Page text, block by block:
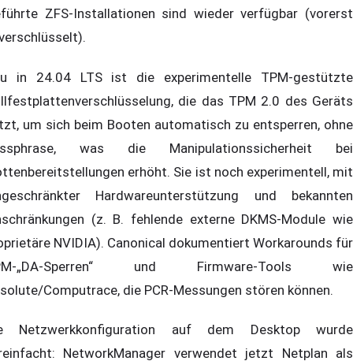
ZFS-Installationen sind wieder verfügbar (vorerst
in 24.04 LTS ist die experimentelle TPM-gestützte
die das TPM 2.0 des Geräts
um sich beim Booten automatisch zu entsperren, ohne
was die Manipulationssicherheit bei
erhöht. Sie ist noch experimentell, mit
Hardwareunterstützung und bekannten
(z. B. fehlende externe DKMS-Module wie
NVIDIA). Canonical dokumentiert Workarounds für
„DA-Sperren“ und Firmware-Tools wie
Computrace, die PCR-Messungen stören können.
Netzwerkkonfiguration auf dem Desktop wurde
NetworkManager verwendet jetzt Netplan als